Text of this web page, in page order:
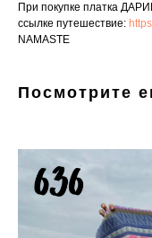
При покупке платка
ссылке путешествие:
NAMASTE
Посмотрите